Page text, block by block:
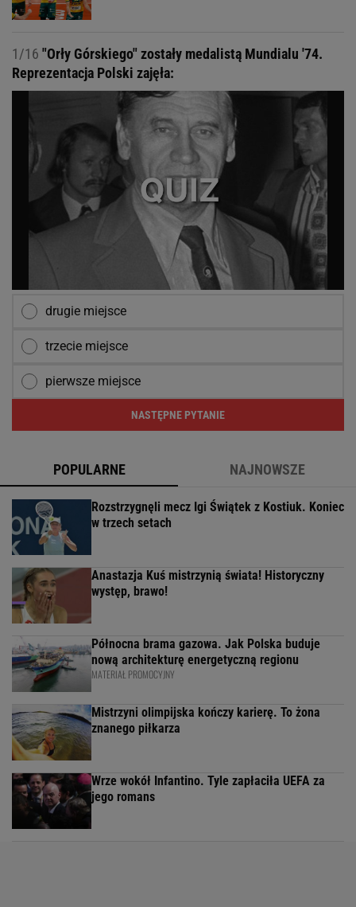
1/16 "Orły Górskiego" zostały medalistą Mundialu '74.
Reprezentacja Polski zajęła:
drugie miejsce
trzecie miejsce
pierwsze miejsce
NASTĘPNE PYTANIE
POPULARNE NAJNOWSZE
Rozstrzygnęli mecz Igi Świątek z Kostiuk. Koniec
w trzech setach
Anastazja Kuś mistrzynią świata! Historyczny
występ, brawo!
Północna brama gazowa. Jak Polska buduje
nową architekturę energetyczną regionu
MATERIAŁ PROMOCYJNY
Mistrzyni olimpijska kończy karierę. To żona
znanego piłkarza
Wrze wokół Infantino. Tyle zapłaciła UEFA za
jego romans